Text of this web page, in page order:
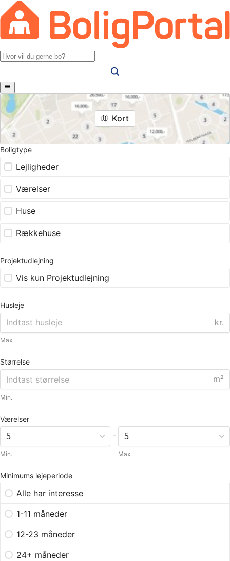
Kort
Boligtype
Lejligheder
Værelser
Huse
Rækkehuse
Projektudlejning
Vis kun Projektudlejning
Husleje
kr.
Max.
Størrelse
m²
Min.
Værelser
Min.
-
Max.
Minimums lejeperiode
Alle har interesse
1-11 måneder
12-23 måneder
24+ måneder